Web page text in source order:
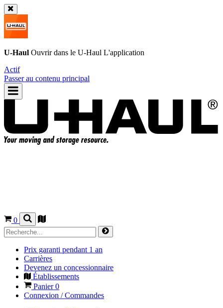
U-Haul Ouvrir dans le U-Haul L'application
Actif
Passer au contenu principal
0
Prix garanti pendant 1 an
Carrières
Devenez un concessionnaire
Établissements
Panier0
Connexion / Commandes